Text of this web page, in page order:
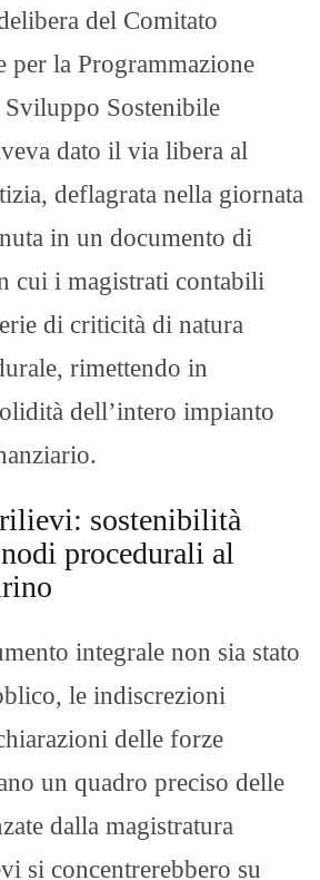
del Comitato
per la Programmazione
Sostenibile
dato il via libera al
deflagrata nella giornata
in un documento di
cui i magistrati contabili
di criticità di natura
rimettendo in
dell’intero impianto
sostenibilità
procedurali al
integrale non sia stato
le indiscrezioni
delle forze
un quadro preciso delle
dalla magistratura
si concentrerebbero su